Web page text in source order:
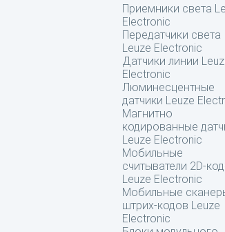
Приемники света
Electronic
Передатчики света
Leuze Electronic
Датчики линии
Electronic
Люминесцентные
датчики Leuze
Магнитно
кодированные
Leuze Electronic
Мобильные
считыватели 2D-
Leuze Electronic
Мобильные
штрих-кодов Leuze
Electronic